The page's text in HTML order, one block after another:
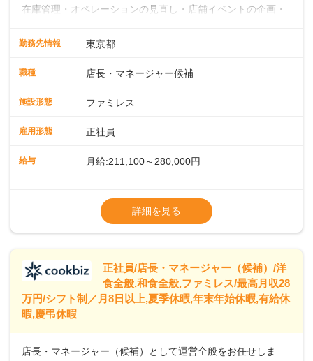
在庫管理・オペレーションの見直し・店舗イベントの企画・
入社後はスキルに合わせた業務からお任せしますので、徐々
向上を目指すDX推進～ ◆すかいらーくのレストランでは、
スタッフの働きやすさをサポートしています。配膳ロボット
や歩行数が約40%も削減されました！また、配膳ロボットに
なDX（デジタルトランスフォーメーション）の取り組みを進
います。私たちは、多様な働き方を提供し、ライフステージ
に合わせた柔軟な勤務時間や働きやすい環境を整えていま
います。
勤務先情報 東京都
職種 店長・マネージャー候補
施設形態 ファミレス
雇用形態 正社員
給与 月給:211,100～280,000円
※残業代全額支給
※経験に応じて応相談①ナショナル社員：月
給245,800円～②エリア社員 ：月給
詳細を見る
正社員/店長・マネージャー（候補）/洋
食全般,和食全般,ファミレス/最高月収28
万円/シフト制／月8日以上,夏季休暇,年末年始休暇,有給休
暇,慶弔休暇
店長・マネージャー（候補）として運営全般をお任せしま